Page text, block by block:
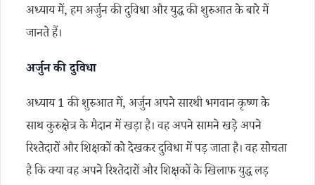
अध्याय में, हम अर्जुन की दुविधा और युद्ध की शुरुआत के बारे में
जानते हैं।
अर्जुन की दुविधा
अध्याय 1 की शुरुआत में, अर्जुन अपने सारथी भगवान कृष्ण के
साथ कुरुक्षेत्र के मैदान में खड़ा है। वह अपने सामने खड़े अपने
रिश्तेदारों और शिक्षकों को देखकर दुविधा में पड़ जाता है। वह सोचता
है कि क्या वह अपने रिश्तेदारों और शिक्षकों के खिलाफ युद्ध लड़